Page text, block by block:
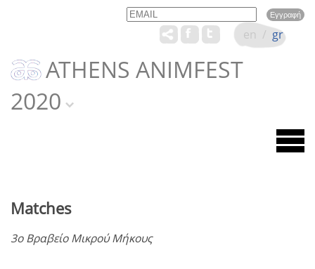
Email Name
ATHENS ANIMFEST
2020
en / gr
Matches
3ο Βραβείο Μικρού Μήκους